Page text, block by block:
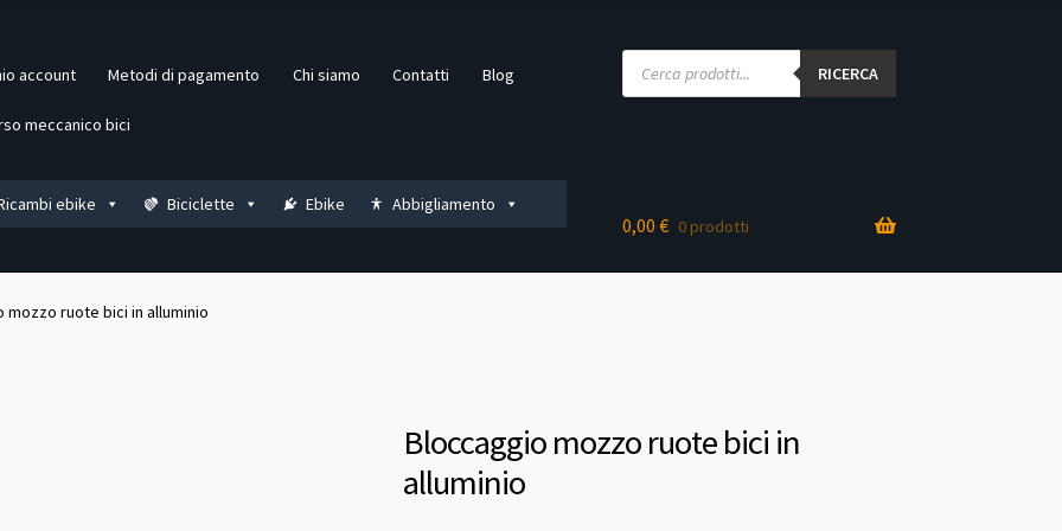
account Metodi di pagamento Chi siamo Contatti Blog
meccanico bici
Products
search RICERCA
ebike Biciclette Ebike Abbigliamento
0,00 € 0 prodotti
mozzo ruote bici in alluminio
Bloccaggio mozzo ruote bici in
alluminio